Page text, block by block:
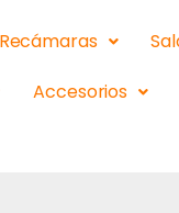
Recámaras
Accesorios